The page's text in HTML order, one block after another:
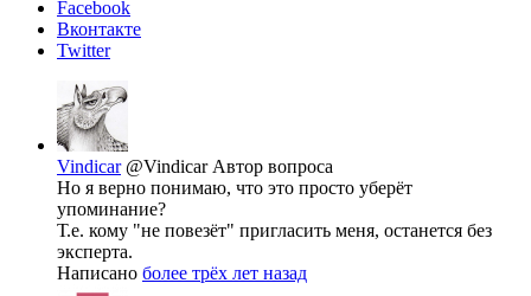
Facebook
Вконтакте
Twitter
Vindicar @Vindicar Автор вопроса
Но я верно понимаю, что это просто уберёт
упоминание?
Т.е. кому "не повезёт" пригласить меня, останется без
эксперта.
Написано более трёх лет назад